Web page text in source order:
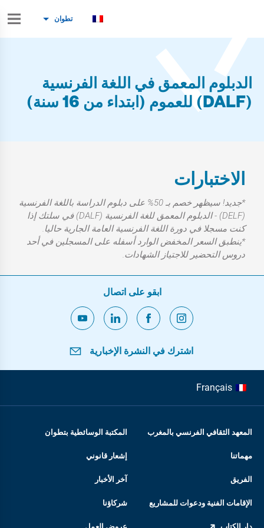
تطوان
الدبلوم المعمق في اللغة الفرنسية
(DALF) للعموم (ابتداء من 16 سنة)
الاختبارات
*جديد! سيظهر خصم بـ 50% على دبلوم الدراسة باللغة الفرنسية
(DELF) - الدبلوم المعمق للغة الفرنسية (DALF) في سلتك إذا
كنت مسجلا في دورة اللغة الفرنسية العامة الجارية حاليا.
*ينطبق السعر المخفض الوارد أسفله على المسجلين في أحد
دروس التحضير للاجتياز الشهادات.
ابقو على اتصال
اشترك في النشرة الإخبارية
Français
المعهد الثقافي الفرنسي بالمغرب المكتبة الوسائطية بتطوان
مهماتنا إشعار قانوني
الفريق آخر الأخبار
الإقامات الفنية ودعوات للمشاريع شركاؤنا